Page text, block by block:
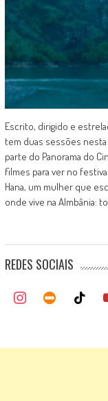
Escrito, dirigido e
tem duas sessões nesta
parte do Panorama do
filmes para ver no
Hana, um mulher que
onde vive na Almbânia:
REDES SOCIAIS